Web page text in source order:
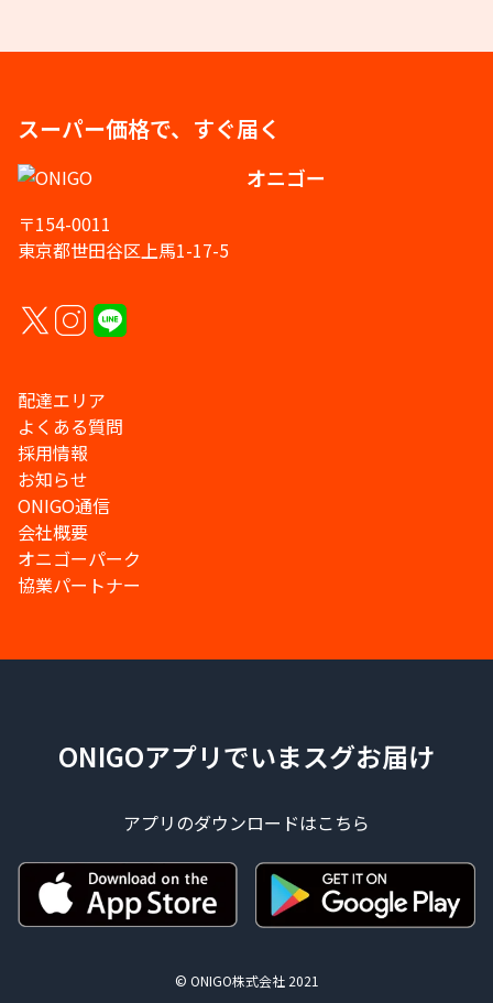
スーパー価格で、すぐ届く
オニゴー
〒154-0011
東京都世田谷区上馬1-17-5
配達エリア
よくある質問
採用情報
お知らせ
ONIGO通信
会社概要
オニゴーパーク
協業パートナー
ONIGOアプリでいまスグお届け
アプリのダウンロードはこちら
© ONIGO株式会社 2021